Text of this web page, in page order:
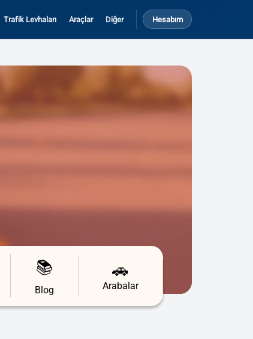
Trafik Levhaları Araçlar Diğer Hesabım
📚
Blog
🚗
Arabalar